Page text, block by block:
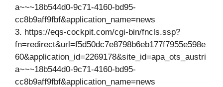
a~~~18b544d0-9c71-4160-bd95-
cc8b9aff9fbf&application_name=news
3. https://eqs-cockpit.com/cgi-bin/fncls.ssp?
fn=redirect&url=f5d50dc7e8798b6eb177f7955e598e
60&application_id=2269178&site_id=apa_ots_austri
a~~~18b544d0-9c71-4160-bd95-
cc8b9aff9fbf&application_name=news